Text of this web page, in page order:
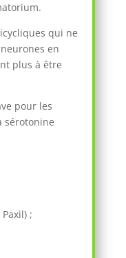
qui ne
en
plus à être
pour les
sérotonine
;